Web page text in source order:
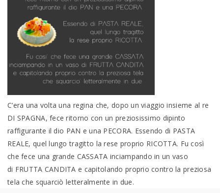
C’era una volta una regina che, dopo un viaggio insieme al re
DI SPAGNA, fece ritorno con un preziosissimo dipinto
raffigurante il dio PAN e una PECORA. Essendo di PASTA
REALE, quel lungo tragitto la rese proprio RICOTTA. Fu così
che fece una grande CASSATA inciampando in un vaso
di FRUTTA CANDITA e capitolando proprio contro la preziosa
tela che squarciò letteralmente in due.